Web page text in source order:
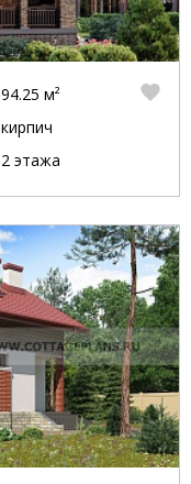
94.25 м²
кирпич
2 этажа